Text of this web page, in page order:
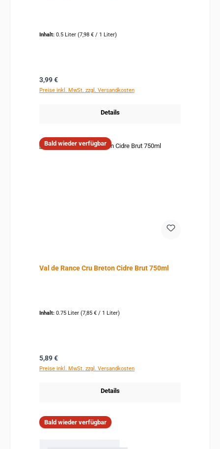
Inhalt: 0.5 Liter (7,98 € / 1 Liter)
Regulärer Preis:
3,99 €
Preise inkl. MwSt. zzgl. Versandkosten
Details
Bald wieder verfügbar
Val de Rance Cru Breton Cidre Brut 750ml
Inhalt: 0.75 Liter (7,85 € / 1 Liter)
Regulärer Preis:
5,89 €
Preise inkl. MwSt. zzgl. Versandkosten
Details
Bald wieder verfügbar